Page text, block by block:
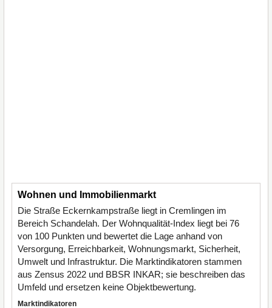
Wohnen und Immobilienmarkt
Die Straße Eckernkampstraße liegt in Cremlingen im
Bereich Schandelah. Der Wohnqualität-Index liegt bei 76
von 100 Punkten und bewertet die Lage anhand von
Versorgung, Erreichbarkeit, Wohnungsmarkt, Sicherheit,
Umwelt und Infrastruktur. Die Marktindikatoren stammen
aus Zensus 2022 und BBSR INKAR; sie beschreiben das
Umfeld und ersetzen keine Objektbewertung.
Marktindikatoren